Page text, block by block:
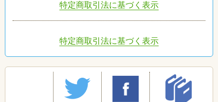
特定商取引法に基づく表示
特定商取引法に基づく表示